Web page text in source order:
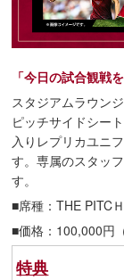
「今日の試合観戦
スタジアムラウン
ピッチサイドシー
入りレプリカユニ
す。専属のスタッ
す。
■席種：THE PITC
■価格：100,000円
特典